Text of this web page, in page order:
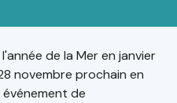
de la Mer en janvier
novembre prochain en
de